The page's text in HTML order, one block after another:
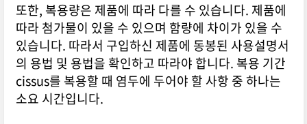
또한, 복용량은 제품에 따라 다를 수 있습니다. 제품에
따라 첨가물이 있을 수 있으며 함량에 차이가 있을 수
있습니다. 따라서 구입하신 제품에 동봉된 사용설명서
의 용법 및 용법을 확인하고 따라야 합니다. 복용 기간
cissus를 복용할 때 염두에 두어야 할 사항 중 하나는
소요 시간입니다.